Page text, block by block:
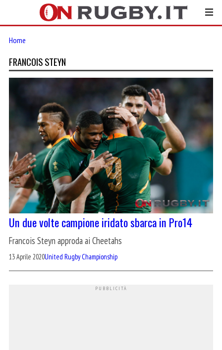
Home
FRANCOIS STEYN
Un due volte campione iridato sbarca in Pro14
Francois Steyn approda ai Cheetahs
13 Aprile 2020United Rugby Championship